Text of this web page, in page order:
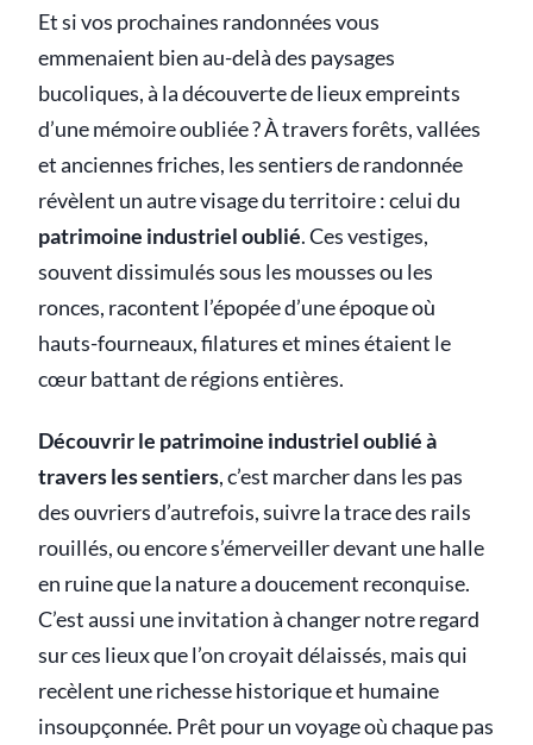
Et si vos prochaines randonnées vous
emmenaient bien au-delà des paysages
bucoliques, à la découverte de lieux empreints
d’une mémoire oubliée ? À travers forêts, vallées
et anciennes friches, les sentiers de randonnée
révèlent un autre visage du territoire : celui du
patrimoine industriel oublié. Ces vestiges,
souvent dissimulés sous les mousses ou les
ronces, racontent l’épopée d’une époque où
hauts-fourneaux, filatures et mines étaient le
cœur battant de régions entières.
Découvrir le patrimoine industriel oublié à
travers les sentiers, c’est marcher dans les pas
des ouvriers d’autrefois, suivre la trace des rails
rouillés, ou encore s’émerveiller devant une halle
en ruine que la nature a doucement reconquise.
C’est aussi une invitation à changer notre regard
sur ces lieux que l’on croyait délaissés, mais qui
recèlent une richesse historique et humaine
insoupçonnée. Prêt pour un voyage où chaque pas